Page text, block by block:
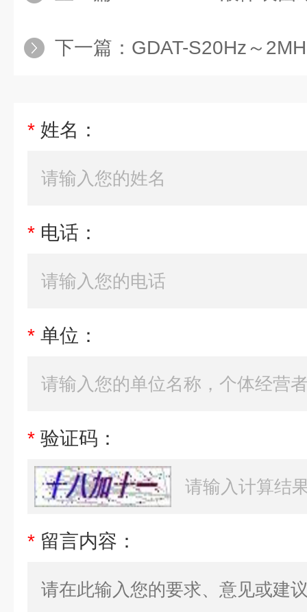
下一篇： GDAT-S20Hz～
* 姓名：
* 电话：
* 单位：
* 验证码：
* 留言内容：